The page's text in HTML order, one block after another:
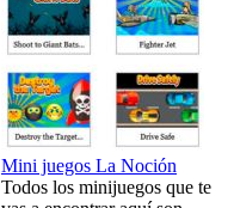
Mini juegos La Noción
Todos los minijuegos que te